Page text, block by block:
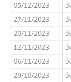
05/12/2023
วั
27/11/2023
20/11/2023
วั
12/11/2023
วั
06/11/2023
วั
29/10/2023